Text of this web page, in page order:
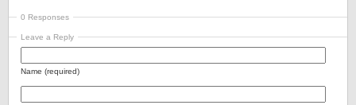
0 Responses
Leave a Reply
Name (required)